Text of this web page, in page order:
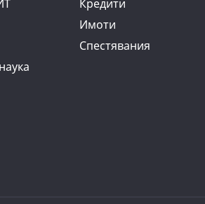
Кредити
Имоти
Спестявания